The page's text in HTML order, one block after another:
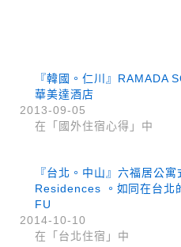
『韓國。仁川』RAMADA
華美達酒店
2013-09-05
在「國外住宿心得」中
『台北。中山』六福居公
Residences 。如同在台北
FU
2014-10-10
在「台北住宿」中